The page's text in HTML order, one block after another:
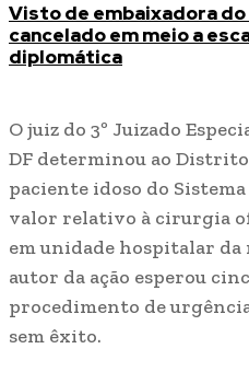
Visto de embaixadora do
cancelado em meio a
diplomática
O juiz do 3º Juizado
DF determinou ao
paciente idoso do Sistema
valor relativo à cirurgia
em unidade hospitalar da
autor da ação esperou
procedimento de
sem êxito.